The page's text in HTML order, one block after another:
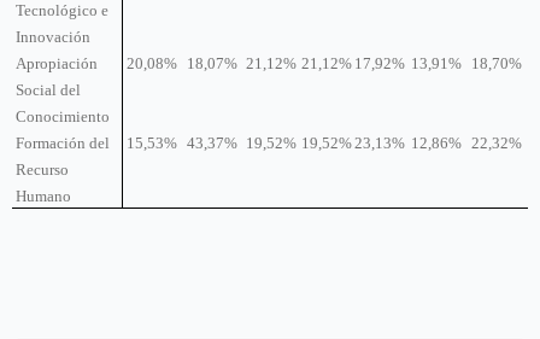
Tecnológico e
Innovación
Apropiación
Social del
Conocimiento
20,08% 18,07% 21,12% 21,12% 17,92% 13,91% 18,70%
Formación del
Recurso
Humano
15,53% 43,37% 19,52% 19,52%23,13% 12,86% 22,32%